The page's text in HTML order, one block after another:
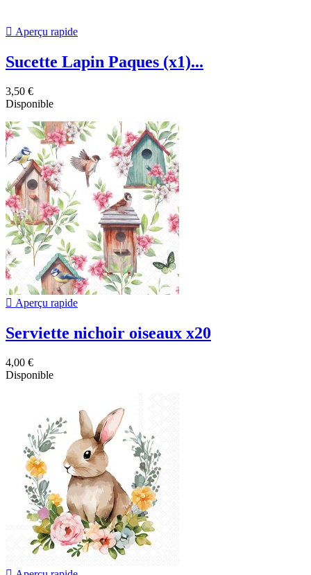
 Aperçu rapide
Sucette Lapin Paques (x1)...
3,50 €
Disponible
 Aperçu rapide
Serviette nichoir oiseaux x20
4,00 €
Disponible